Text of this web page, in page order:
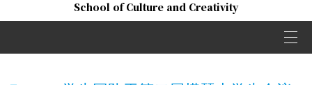
School of Culture and Creativity